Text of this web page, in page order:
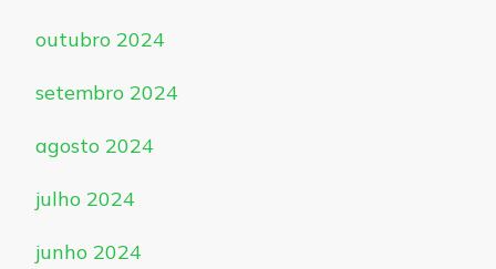
outubro 2024
setembro 2024
agosto 2024
julho 2024
junho 2024